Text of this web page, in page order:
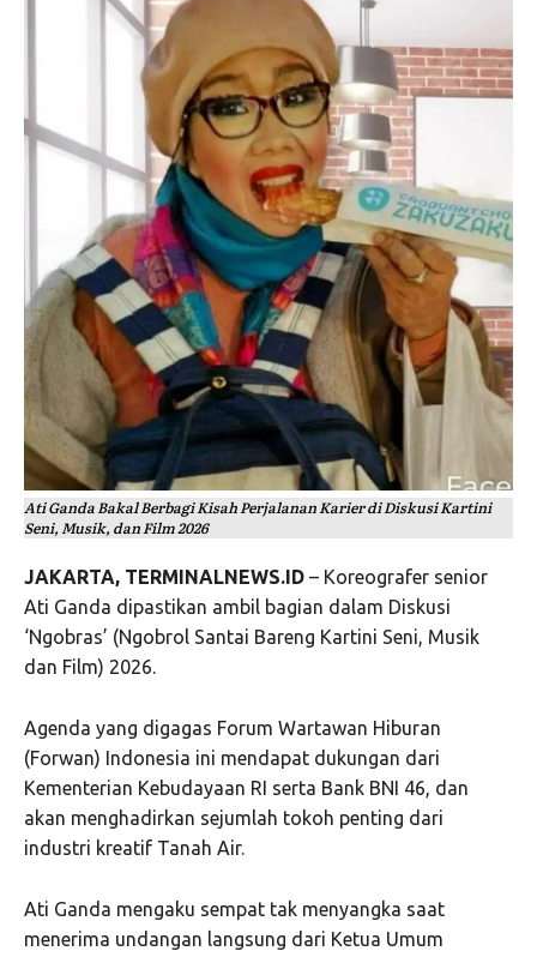
Ati Ganda Bakal Berbagi Kisah Perjalanan Karier di Diskusi Kartini
Seni, Musik, dan Film 2026
JAKARTA, TERMINALNEWS.ID – Koreografer senior
Ati Ganda dipastikan ambil bagian dalam Diskusi
‘Ngobras’ (Ngobrol Santai Bareng Kartini Seni, Musik
dan Film) 2026.
Agenda yang digagas Forum Wartawan Hiburan
(Forwan) Indonesia ini mendapat dukungan dari
Kementerian Kebudayaan RI serta Bank BNI 46, dan
akan menghadirkan sejumlah tokoh penting dari
industri kreatif Tanah Air.
Ati Ganda mengaku sempat tak menyangka saat
menerima undangan langsung dari Ketua Umum